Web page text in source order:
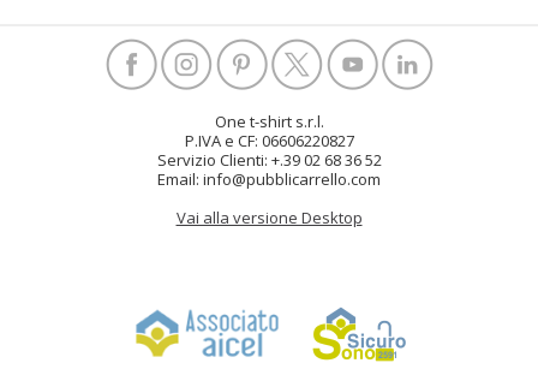
One t-shirt s.r.l.
P.IVA e CF: 06606220827
Servizio Clienti: +.39 02 68 36 52
Email: info@pubblicarrello.com
Vai alla versione Desktop